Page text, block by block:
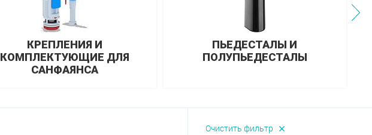
КРЕПЛЕНИЯ И
КОМПЛЕКТУЮЩИЕ ДЛЯ
САНФАЯНСА
ПЬЕДЕСТАЛЫ И
ПОЛУПЬЕДЕСТАЛЫ
Очистить фильтр